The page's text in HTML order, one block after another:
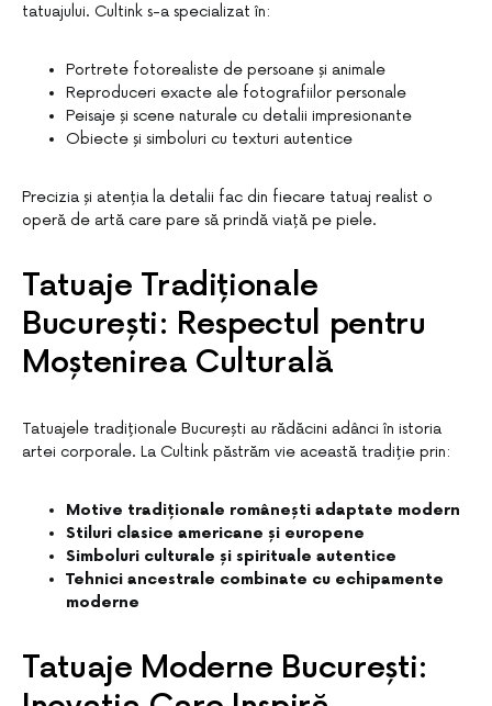
tatuajului. Cultink s-a specializat în:
Portrete fotorealiste de persoane și animale
Reproduceri exacte ale fotografiilor personale
Peisaje și scene naturale cu detalii impresionante
Obiecte și simboluri cu texturi autentice
Precizia și atenția la detalii fac din fiecare tatuaj realist o
operă de artă care pare să prindă viață pe piele.
Tatuaje Tradiționale
București: Respectul pentru
Moștenirea Culturală
Tatuajele tradiționale București au rădăcini adânci în istoria
artei corporale. La Cultink păstrăm vie această tradiție prin:
Motive tradiționale românești adaptate modern
Stiluri clasice americane și europene
Simboluri culturale și spirituale autentice
Tehnici ancestrale combinate cu echipamente
moderne
Tatuaje Moderne București: